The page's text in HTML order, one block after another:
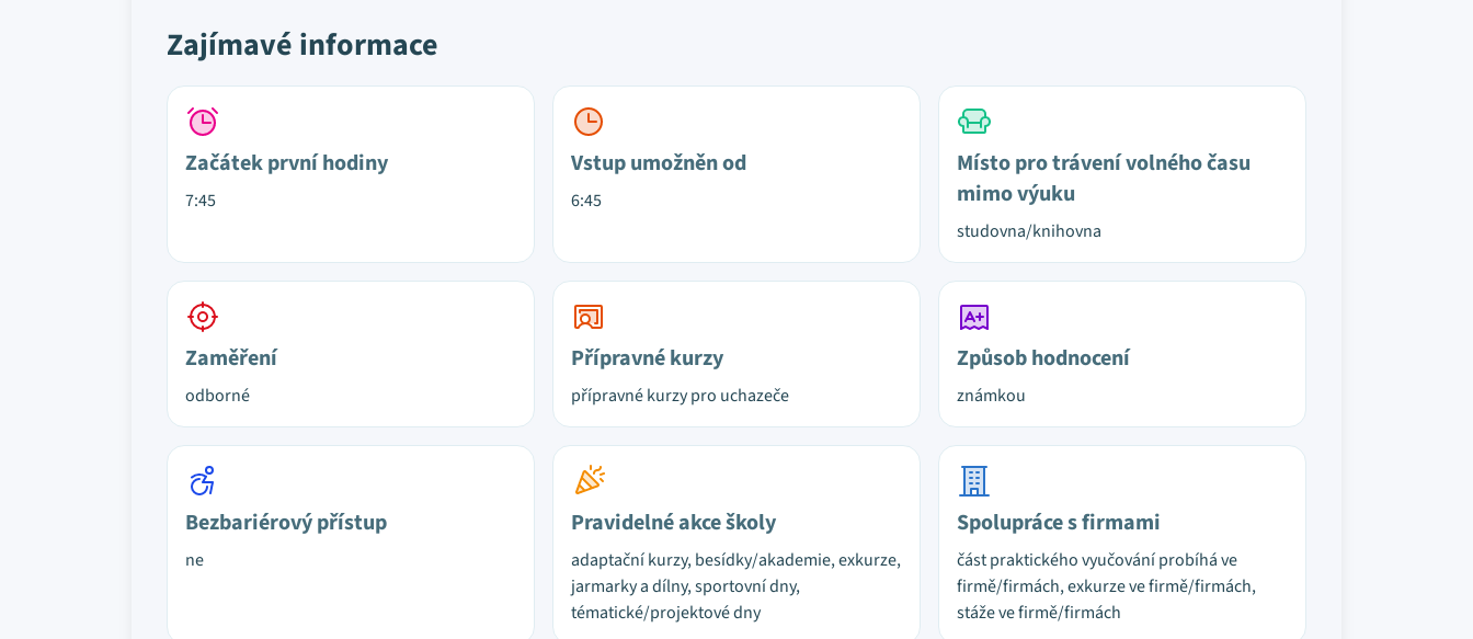
Zajímavé informace
Začátek první hodiny
7:45
Vstup umožněn od
6:45
Místo pro trávení volného času
mimo výuku
studovna/knihovna
Zaměření
odborné
Přípravné kurzy
přípravné kurzy pro uchazeče
Způsob hodnocení
známkou
Bezbariérový přístup
ne
Pravidelné akce školy
adaptační kurzy, besídky/akademie, exkurze,
jarmarky a dílny, sportovní dny,
tématické/projektové dny
Spolupráce s firmami
část praktického vyučování probíhá ve
firmě/firmách, exkurze ve firmě/firmách,
stáže ve firmě/firmách